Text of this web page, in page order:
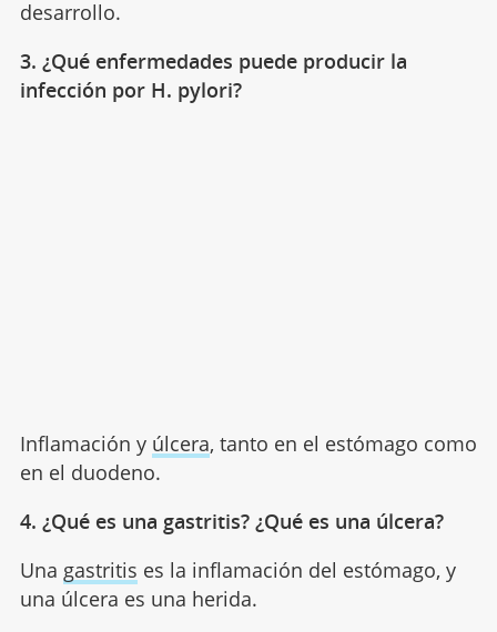
desarrollo.
3. ¿Qué enfermedades puede producir la
infección por H. pylori?
Inflamación y úlcera, tanto en el estómago como
en el duodeno.
4. ¿Qué es una gastritis? ¿Qué es una úlcera?
Una gastritis es la inflamación del estómago, y
una úlcera es una herida.